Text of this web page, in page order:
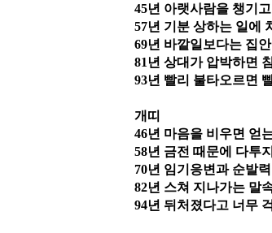
45년 아랫사람을 챙기
57년 기분 상하는 일에
69년 바깥일보다는 집
81 년 상대가 압박하면
93년 빨리 불타오르면
개띠
46년 마음을 비우면 얻
58년 금전 때문에 다투
70년 임기응변과 순발
82년 스쳐 지나가는 말
94년 뒤처졌다고 너무